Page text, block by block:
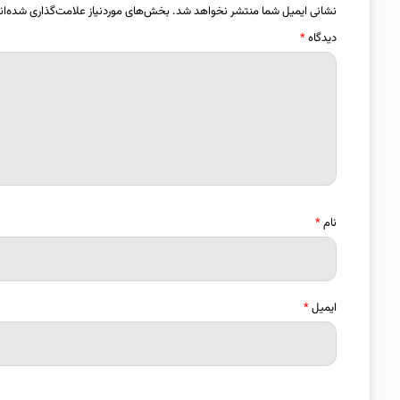
نشانی ایمیل شما منتشر نخواهد شد. بخش‌های موردنیاز علامت‌گذاری
دیدگاه*
نام*
ایمیل*